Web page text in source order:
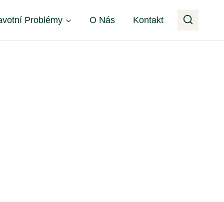
Problémy O Nás Kontakt